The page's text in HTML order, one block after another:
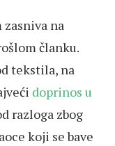
na
članku.
tekstila, na
doprinos u
razloga zbog
koji se bave